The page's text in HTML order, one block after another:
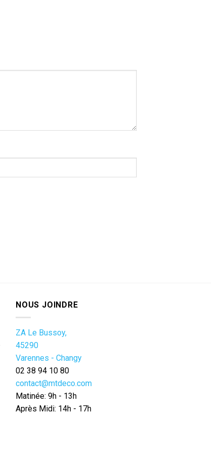
NOUS JOINDRE
ZA Le Bussoy,
45290
Varennes - Changy
02 38 94 10 80
contact@mtdeco.com
Matinée: 9h - 13h
Après Midi: 14h - 17h